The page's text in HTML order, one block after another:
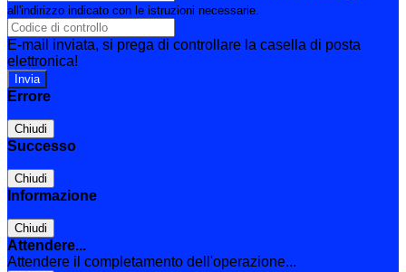
all'indirizzo indicato con le istruzioni necessarie.
E-mail inviata, si prega di controllare la casella di posta
elettronica!
Errore
Chiudi
Successo
Chiudi
Informazione
Chiudi
Attendere...
Attendere il completamento dell'operazione...